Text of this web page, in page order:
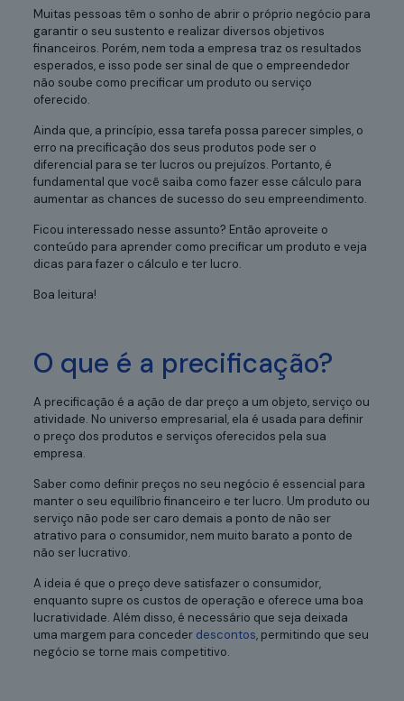
Muitas pessoas têm o sonho de abrir o próprio negócio para
garantir o seu sustento e realizar diversos objetivos
financeiros. Porém, nem toda a empresa traz os resultados
esperados, e isso pode ser sinal de que o empreendedor
não soube como precificar um produto ou serviço
oferecido.
Ainda que, a princípio, essa tarefa possa parecer simples, o
erro na precificação dos seus produtos pode ser o
diferencial para se ter lucros ou prejuízos. Portanto, é
fundamental que você saiba como fazer esse cálculo para
aumentar as chances de sucesso do seu empreendimento.
Ficou interessado nesse assunto? Então aproveite o
conteúdo para aprender como precificar um produto e veja
dicas para fazer o cálculo e ter lucro.
Boa leitura!
O que é a precificação?
A precificação é a ação de dar preço a um objeto, serviço ou
atividade. No universo empresarial, ela é usada para definir
o preço dos produtos e serviços oferecidos pela sua
empresa.
Saber como definir preços no seu negócio é essencial para
manter o seu equilíbrio financeiro e ter lucro. Um produto ou
serviço não pode ser caro demais a ponto de não ser
atrativo para o consumidor, nem muito barato a ponto de
não ser lucrativo.
A ideia é que o preço deve satisfazer o consumidor,
enquanto supre os custos de operação e oferece uma boa
lucratividade. Além disso, é necessário que seja deixada
uma margem para conceder descontos, permitindo que seu
negócio se torne mais competitivo.